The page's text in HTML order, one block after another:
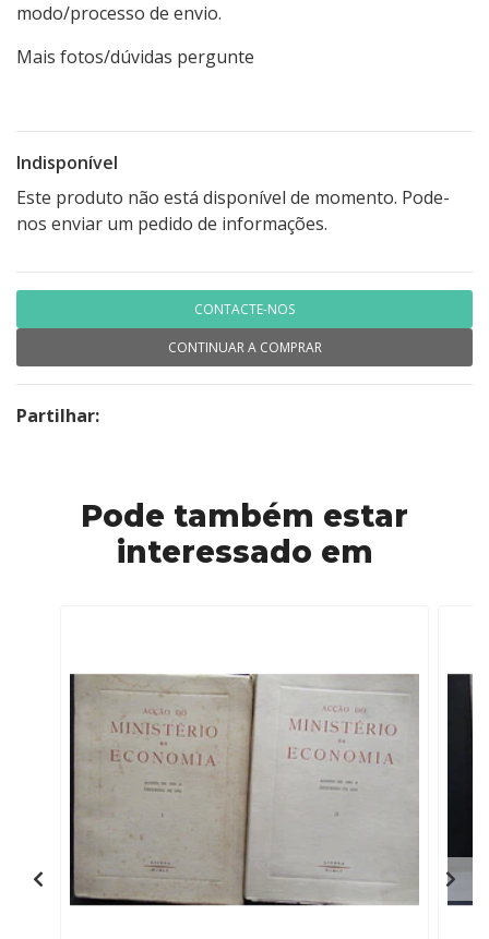
modo/processo de envio.
Mais fotos/dúvidas pergunte
Indisponível
Este produto não está disponível de momento. Pode-
nos enviar um pedido de informações.
CONTACTE-NOS
CONTINUAR A COMPRAR
Partilhar:
Pode também estar
interessado em